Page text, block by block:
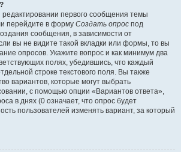
первого сообщения темы
перейдите в форму Создать опрос под
сообщения, в зависимости от
вы не видите такой вкладки или формы, то вы
опросов. Укажите вопрос и как минимум два
полях, убедившись, что каждый
строке текстового поля. Вы также
вариантов, которые могут выбрать
с помощью опции «Вариантов ответа»,
в днях (0 означает, что опрос будет
пользователей изменять вариант, за который